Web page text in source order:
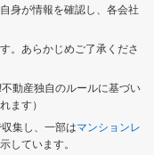
身が情報を確認し、各会社
。あらかじめご了承くださ
動産独自のルールに基づい
ます）
集し、一部はマンションレ
しています。